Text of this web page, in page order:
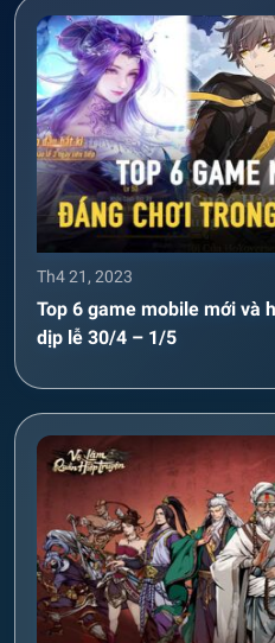
Th4 21, 2023
Top 6 game mobile mới và
dịp lễ 30/4 – 1/5